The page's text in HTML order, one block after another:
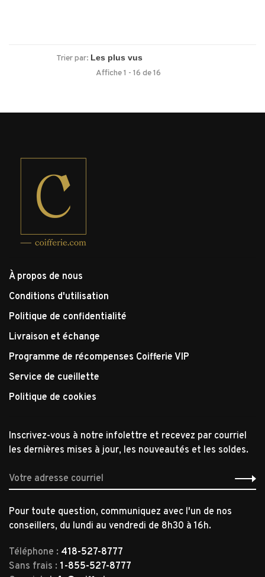
Trier par:
Affiche 1 - 16 de 16
À propos de nous
Conditions d'utilisation
Politique de confidentialité
Livraison et échange
Programme de récompenses Coifferie VIP
Service de cueillette
Politique de cookies
Inscrivez-vous à notre infolettre et recevez par courriel
les dernières mises à jour, les nouveautés et les soldes.
Pour toute question, communiquez avec l'un de nos
conseillers, du lundi au vendredi de 8h30 à 16h.
Téléphone : 418-527-8777
Sans frais : 1-855-527-8777